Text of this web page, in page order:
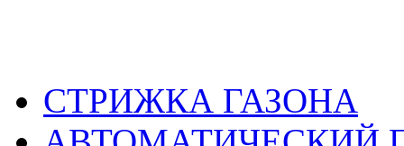
СТРИЖКА ГАЗОНА